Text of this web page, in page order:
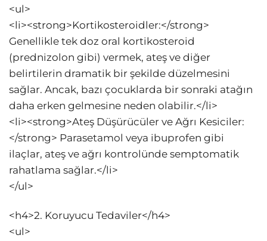
<ul>
<li><strong>Kortikosteroidler:</strong>
Genellikle tek doz oral kortikosteroid
(prednizolon gibi) vermek, ateş ve diğer
belirtilerin dramatik bir şekilde düzelmesini
sağlar. Ancak, bazı çocuklarda bir sonraki atağın
daha erken gelmesine neden olabilir.</li>
<li><strong>Ateş Düşürücüler ve Ağrı Kesiciler:
</strong> Parasetamol veya ibuprofen gibi
ilaçlar, ateş ve ağrı kontrolünde semptomatik
rahatlama sağlar.</li>
</ul>
<h4>2. Koruyucu Tedaviler</h4>
<ul>